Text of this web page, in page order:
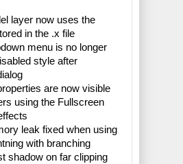
layer now uses the
in the .x file
menu is no longer
style after
are now visible
using the Fullscreen
leak fixed when using
with branching
shadow on far clipping